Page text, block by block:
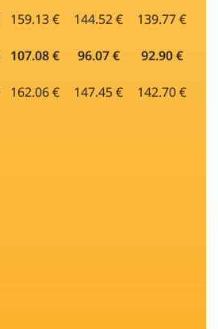
159.13 € 144.52 € 139.77 €
107.08 € 96.07 € 92.90 €
162.06 € 147.45 € 142.70 €